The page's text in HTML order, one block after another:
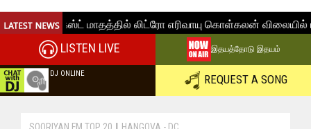
LISTEN LIVE இதயத்தோடு இதயம்
DJ ONLINE REQUEST A SONG